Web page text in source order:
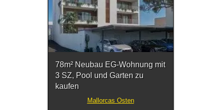
78m² Neubau EG-Wohnung mit
3 SZ, Pool und Garten zu
kaufen
Mallorcas Osten